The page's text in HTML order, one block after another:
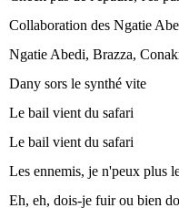
Collaboration des Ngatie
Ngatie Abedi, Brazza,
Dany sors le synthé vite
Le bail vient du safari
Le bail vient du safari
Les ennemis, je n'peux plus
Eh, eh, dois-je fuir ou bien